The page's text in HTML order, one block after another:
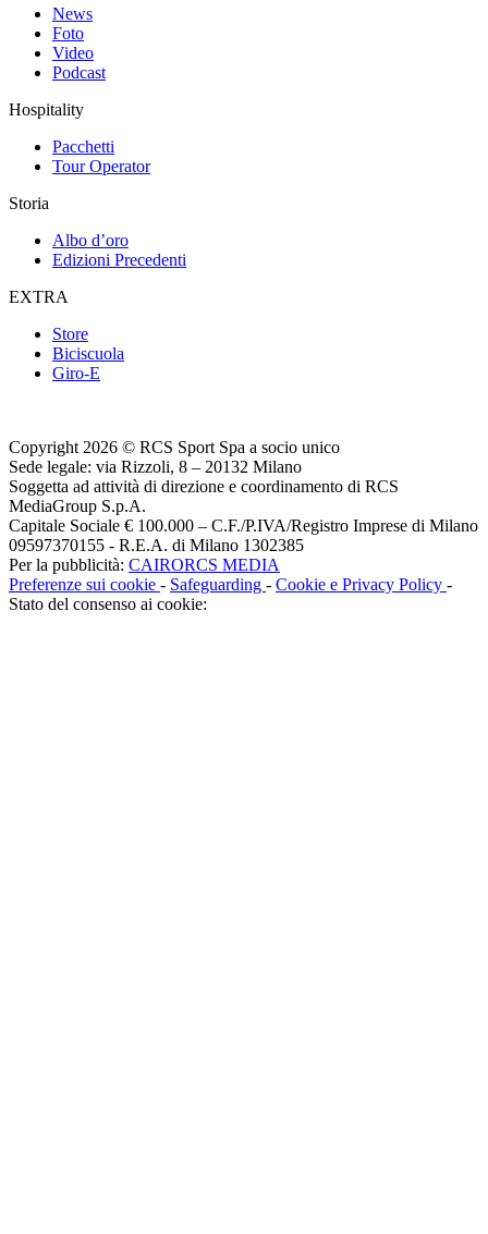
News
Foto
Video
Podcast
Hospitality
Pacchetti
Tour Operator
Storia
Albo d’oro
Edizioni Precedenti
EXTRA
Store
Biciscuola
Giro-E
Copyright 2026 © RCS Sport Spa a socio unico
Sede legale: via Rizzoli, 8 – 20132 Milano
Soggetta ad attività di direzione e coordinamento di RCS
MediaGroup S.p.A.
Capitale Sociale € 100.000 – C.F./P.IVA/Registro Imprese di Milano
09597370155 - R.E.A. di Milano 1302385
Per la pubblicità: CAIRORCS MEDIA
Preferenze sui cookie - Safeguarding - Cookie e Privacy Policy -
Stato del consenso ai cookie: